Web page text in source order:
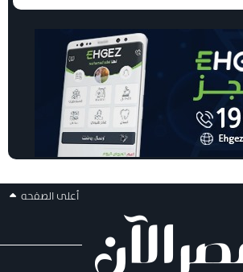
أعلى الصفحه